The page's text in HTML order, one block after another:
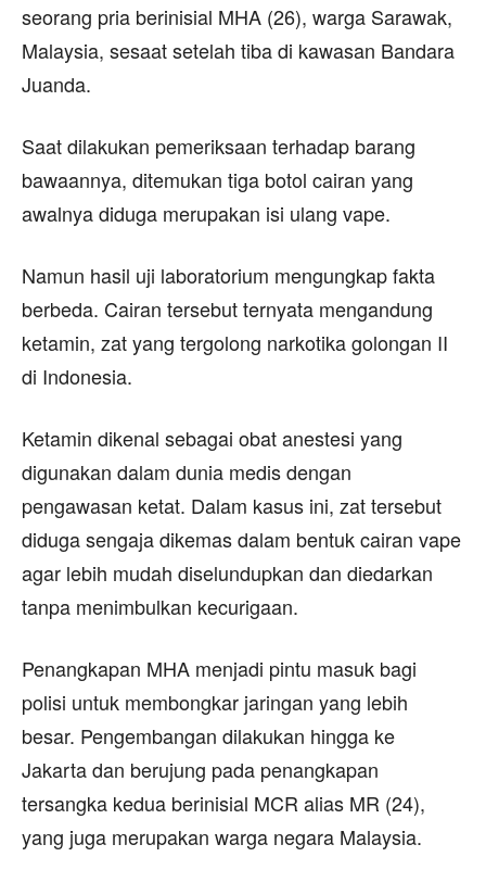
seorang pria berinisial MHA (26), warga Sarawak,
Malaysia, sesaat setelah tiba di kawasan Bandara
Juanda.
Saat dilakukan pemeriksaan terhadap barang
bawaannya, ditemukan tiga botol cairan yang
awalnya diduga merupakan isi ulang vape.
Namun hasil uji laboratorium mengungkap fakta
berbeda. Cairan tersebut ternyata mengandung
ketamin, zat yang tergolong narkotika golongan II
di Indonesia.
Ketamin dikenal sebagai obat anestesi yang
digunakan dalam dunia medis dengan
pengawasan ketat. Dalam kasus ini, zat tersebut
diduga sengaja dikemas dalam bentuk cairan vape
agar lebih mudah diselundupkan dan diedarkan
tanpa menimbulkan kecurigaan.
Penangkapan MHA menjadi pintu masuk bagi
polisi untuk membongkar jaringan yang lebih
besar. Pengembangan dilakukan hingga ke
Jakarta dan berujung pada penangkapan
tersangka kedua berinisial MCR alias MR (24),
yang juga merupakan warga negara Malaysia.